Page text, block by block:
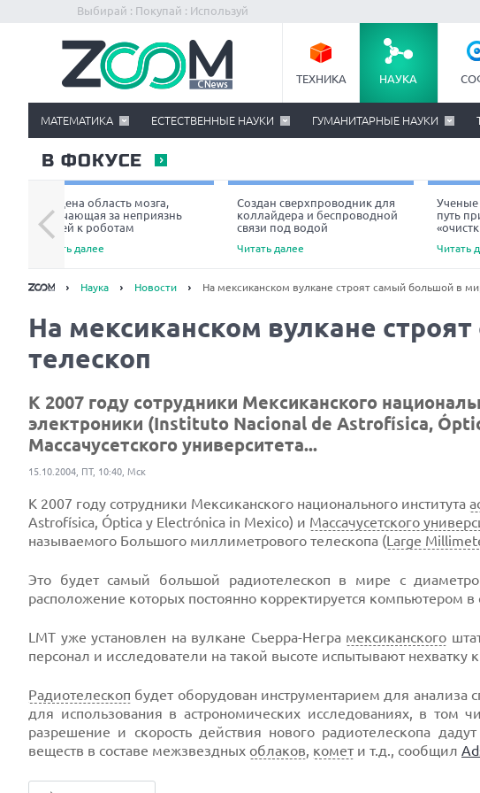
Выбирай : Покупай : Используй
ТЕХНИКА НАУКА
МАТЕМАТИКА ЕСТЕСТВЕННЫЕ НАУКИ ГУМАНИТАРНЫЕ НАУКИ
В ФОКУСЕ
Найдена область мозга,
отвечающая за неприязнь
людей к роботам
Читать далее
Создан сверхпроводник для
коллайдера и беспроводной
связи под водой
Читать далее
путь
Читать
Наука Новости На мексиканском вулкане строят самый большой в
На мексиканском вулкане
телескоп
К 2007 году сотрудники Мексиканского
электроники (Instituto Nacional de Astrofísica,
Массачусетского университета...
15.10.2004, ПТ, 10:40, Мск
К 2007 году сотрудники Мексиканского национального института
Astrofísica, Óptica y Electrónica in Mexico) и Массачусетского
называемого Большого миллиметрового телескопа (Large
Это будет самый большой радиотелескоп в мире с
расположение которых поcтоянно корректируется компьютером
LMT уже установлен на вулкане Сьерра-Негра мексиканского
персонал и исследователи на такой высоте испытывают нехватку
Радиотелескоп будет оборудован инструментарием для анализа
для использования в астрономических исследованиях, в том
разрешение и скорость действия нового радиотелескопа
веществ в составе межзвездных облаков, комети т.д., сообщил